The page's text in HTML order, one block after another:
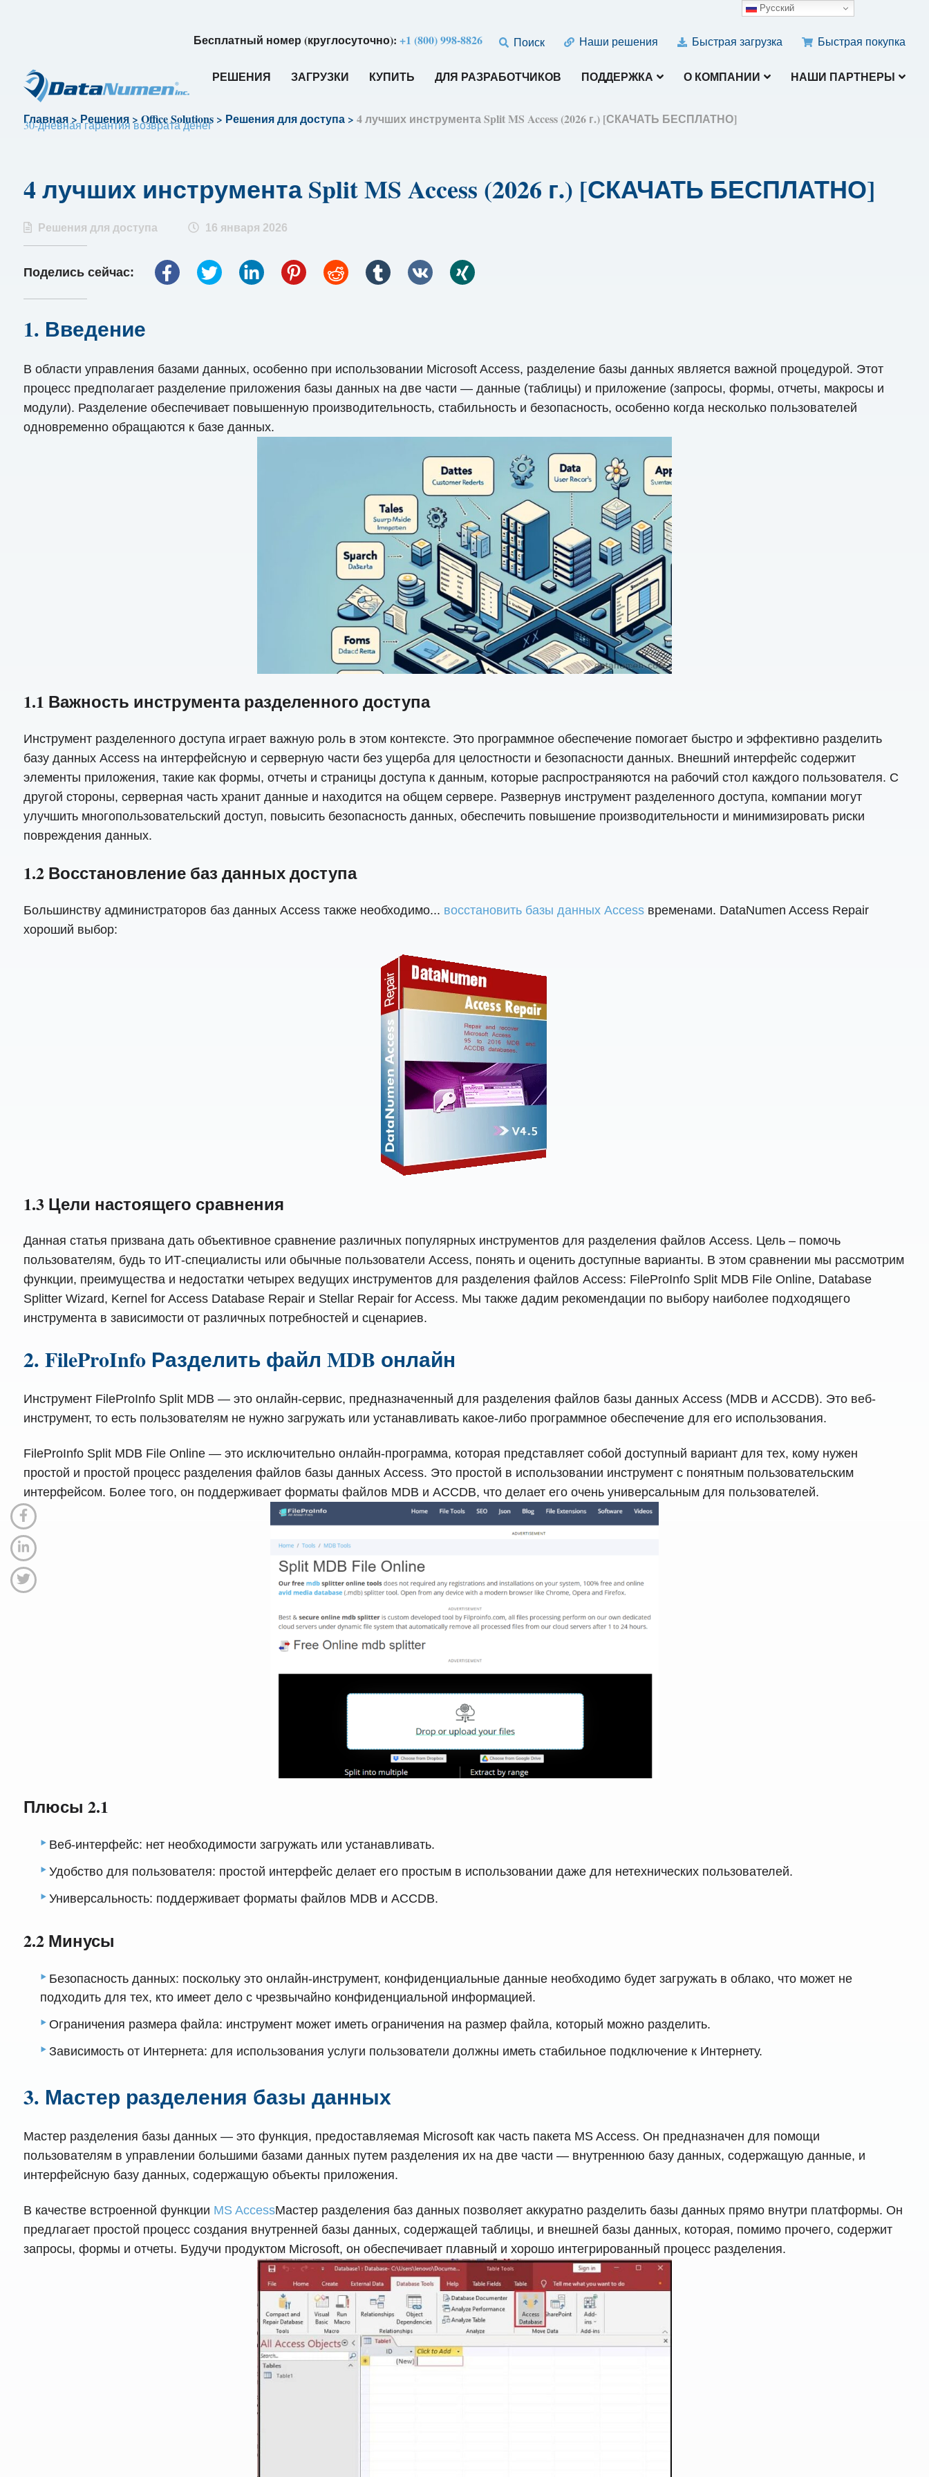
Бесплатный номер (круглосуточно):+1 (800) 998-8826 Поиск Наши решения Быстрая загрузка Быстрая покупка
30-дневная гарантия возврата денег
РЕШЕНИЯ ЗАГРУЗКИ КУПИТЬ ДЛЯ РАЗРАБОТЧИКОВ ПОДДЕРЖКА О КОМПАНИИ НАШИ ПАРТНЕРЫ
Главная> Решения> Office Solutions> Решения для доступа> 4 лучших инструмента Split MS Access (2026 г.) [СКАЧАТЬ БЕСПЛАТНО]
4 лучших инструмента Split MS Access (2026 г.) [СКАЧАТЬ БЕСПЛАТНО]
Решения для доступа 16 января 2026
Поделись сейчас:
1. Введение
В области управления базами данных, особенно при использовании Microsoft Access, разделение базы данных является важной процедурой. Этот
процесс предполагает разделение приложения базы данных на две части — данные (таблицы) и приложение (запросы, формы, отчеты, макросы и
модули). Разделение обеспечивает повышенную производительность, стабильность и безопасность, особенно когда несколько пользователей
одновременно обращаются к базе данных.
1.1 Важность инструмента разделенного доступа
Инструмент разделенного доступа играет важную роль в этом контексте. Это программное обеспечение помогает быстро и эффективно разделить
базу данных Access на интерфейсную и серверную части без ущерба для целостности и безопасности данных. Внешний интерфейс содержит
элементы приложения, такие как формы, отчеты и страницы доступа к данным, которые распространяются на рабочий стол каждого пользователя. С
другой стороны, серверная часть хранит данные и находится на общем сервере. Развернув инструмент разделенного доступа, компании могут
улучшить многопользовательский доступ, повысить безопасность данных, обеспечить повышение производительности и минимизировать риски
повреждения данных.
1.2 Восстановление баз данных доступа
Большинству администраторов баз данных Access также необходимо... восстановить базы данных Accessвременами. DataNumen Access Repair
хороший выбор:
1.3 Цели настоящего сравнения
Данная статья призвана дать объективное сравнение различных популярных инструментов для разделения файлов Access. Цель – помочь
пользователям, будь то ИТ-специалисты или обычные пользователи Access, понять и оценить доступные варианты. В этом сравнении мы рассмотрим
функции, преимущества и недостатки четырех ведущих инструментов для разделения файлов Access: FileProInfo Split MDB File Online, Database
Splitter Wizard, Kernel for Access Database Repair и Stellar Repair for Access. Мы также дадим рекомендации по выбору наиболее подходящего
инструмента в зависимости от различных потребностей и сценариев.
2. FileProInfo Разделить файл MDB онлайн
Инструмент FileProInfo Split MDB — это онлайн-сервис, предназначенный для разделения файлов базы данных Access (MDB и ACCDB). Это веб-
инструмент, то есть пользователям не нужно загружать или устанавливать какое-либо программное обеспечение для его использования.
FileProInfo Split MDB File Online — это исключительно онлайн-программа, которая представляет собой доступный вариант для тех, кому нужен
простой и простой процесс разделения файлов базы данных Access. Это простой в использовании инструмент с понятным пользовательским
интерфейсом. Более того, он поддерживает форматы файлов MDB и ACCDB, что делает его очень универсальным для пользователей.
Плюсы 2.1
Веб-интерфейс: нет необходимости загружать или устанавливать.
Удобство для пользователя: простой интерфейс делает его простым в использовании даже для нетехнических пользователей.
Универсальность: поддерживает форматы файлов MDB и ACCDB.
2.2 Минусы
Безопасность данных: поскольку это онлайн-инструмент, конфиденциальные данные необходимо будет загружать в облако, что может не
подходить для тех, кто имеет дело с чрезвычайно конфиденциальной информацией.
Ограничения размера файла: инструмент может иметь ограничения на размер файла, который можно разделить.
Зависимость от Интернета: для использования услуги пользователи должны иметь стабильное подключение к Интернету.
3. Мастер разделения базы данных
Мастер разделения базы данных — это функция, предоставляемая Microsoft как часть пакета MS Access. Он предназначен для помощи
пользователям в управлении большими базами данных путем разделения их на две части — внутреннюю базу данных, содержащую данные, и
интерфейсную базу данных, содержащую объекты приложения.
В качестве встроенной функции MS AccessМастер разделения баз данных позволяет аккуратно разделить базы данных прямо внутри платформы. Он
предлагает простой процесс создания внутренней базы данных, содержащей таблицы, и внешней базы данных, которая, помимо прочего, содержит
запросы, формы и отчеты. Будучи продуктом Microsoft, он обеспечивает плавный и хорошо интегрированный процесс разделения.
Русский